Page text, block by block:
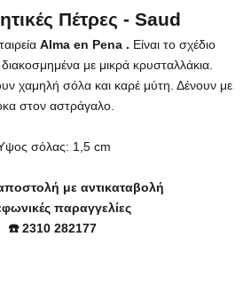
Πέτρες - Saud
Alma en Pena . Είναι το σχέδιο
με μικρά κρυσταλλάκια.
χαμηλή σόλα και καρέ μύτη. Δένουν με
στον αστράγαλο.
σόλας: 1,5 cm
με αντικαταβολή
παραγγελίες
☎️ 2310 282177